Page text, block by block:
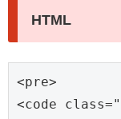
HTML
<pre>
<code class="